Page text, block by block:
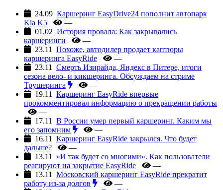
24.09 Каршеринг EasyDrive24 пополнит автопарк
Kia K5
—
01.02 История провала: Как закрывались
каршеринги
—
23.11
Похоже, автодилер продает каптюры
каршеринга EasyRide
—
23.11
Смерть Изирайда, Яндекс в Питере, итоги
сезона вело- и кикшеринга. Обсуждаем на стриме
Трушеринга
—
19.11
Каршеринг EasyRide впервые
прокомментировал информацию о прекращении работы
—
17.11
В России умер первый каршеринг. Каким мы
его запомним
—
16.11
Каршеринг EasyRide закрылся. Что будет
дальше?
—
13.11
«И так будет со многими». Как пользователи
реагируют на закрытие EasyRide
—
13.11
Московский каршеринг EasyRide прекратит
работу из-за долгов
—